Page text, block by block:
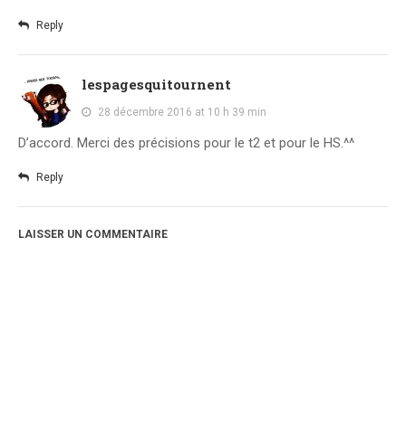
Reply
lespagesquitournent
28 décembre 2016 at 10 h 39 min
D’accord. Merci des précisions pour le t2 et pour le HS.^^
Reply
LAISSER UN COMMENTAIRE